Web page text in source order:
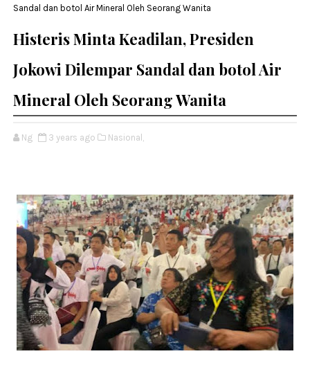
Sandal dan botol Air Mineral Oleh Seorang Wanita
Histeris Minta Keadilan, Presiden
Jokowi Dilempar Sandal dan botol Air
Mineral Oleh Seorang Wanita
Ng 3 years ago Nasional,